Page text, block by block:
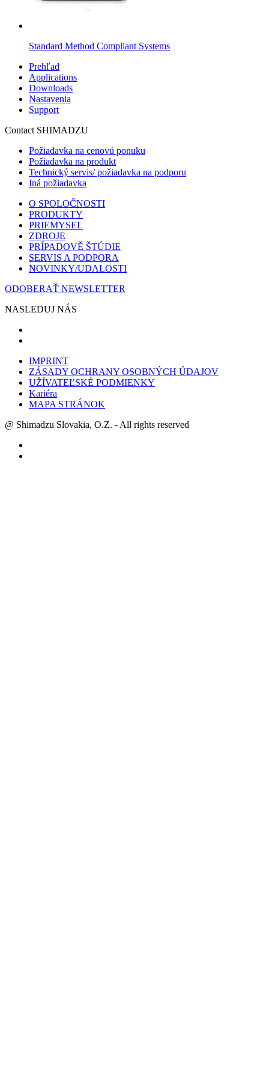
Standard Method Compliant Systems
Prehľad
Applications
Downloads
Nastavenia
Support
Contact SHIMADZU
Požiadavka na cenovú ponuku
Požiadavka na produkt
Technický servis/ požiadavka na podporu
Iná požiadavka
O SPOLOČNOSTI
PRODUKTY
PRIEMYSEL
ZDROJE
PRÍPADOVĚ ŠTÚDIE
SERVIS A PODPORA
NOVINKY/UDALOSTI
ODOBERAŤ NEWSLETTER
NASLEDUJ NÁS
IMPRINT
ZÁSADY OCHRANY OSOBNÝCH ÚDAJOV
UŽÍVATEĽSKÉ PODMIENKY
Kariéra
MAPA STRÁNOK
@ Shimadzu Slovakia, O.Z. - All rights reserved